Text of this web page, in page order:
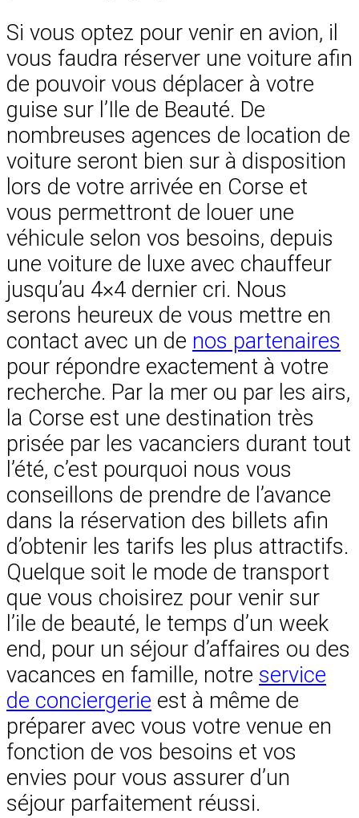
Si vous optez pour venir en avion, il
vous faudra réserver une voiture afin
de pouvoir vous déplacer à votre
guise sur l’Ile de Beauté. De
nombreuses agences de location de
voiture seront bien sur à disposition
lors de votre arrivée en Corse et
vous permettront de louer une
véhicule selon vos besoins, depuis
une voiture de luxe avec chauffeur
jusqu’au 4×4 dernier cri. Nous
serons heureux de vous mettre en
contact avec un de nos partenaires
pour répondre exactement à votre
recherche. Par la mer ou par les airs,
la Corse est une destination très
prisée par les vacanciers durant tout
l’été, c’est pourquoi nous vous
conseillons de prendre de l’avance
dans la réservation des billets afin
d’obtenir les tarifs les plus attractifs.
Quelque soit le mode de transport
que vous choisirez pour venir sur
l’ile de beauté, le temps d’un week
end, pour un séjour d’affaires ou des
vacances en famille, notre service
de conciergerie est à même de
préparer avec vous votre venue en
fonction de vos besoins et vos
envies pour vous assurer d’un
séjour parfaitement réussi.